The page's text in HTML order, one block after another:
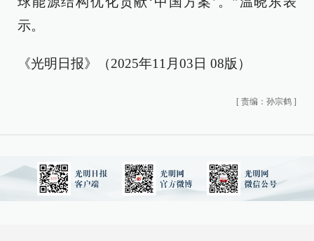
示。
《光明日报》（2025年11月03日 08版）
[ 责编：孙宗鹤 ]